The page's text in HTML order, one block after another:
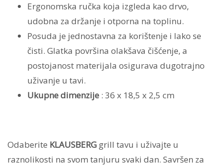
Ergonomska ručka koja izgleda kao drvo,
udobna za držanje i otporna na toplinu.
Posuda je jednostavna za korištenje i lako se
čisti. Glatka površina olakšava čišćenje, a
postojanost materijala osigurava dugotrajno
uživanje u tavi.
Ukupne dimenzije : 36 x 18,5 x 2,5 cm
Odaberite KLAUSBERG grill tavu i uživajte u
raznolikosti na svom tanjuru svaki dan. Savršen za